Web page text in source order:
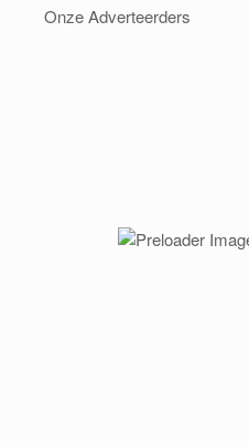
Onze Adverteerders